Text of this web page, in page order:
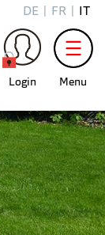
Login
DE FR IT